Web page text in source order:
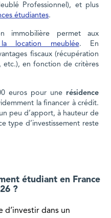
Professionnel), et plus
étudiantes.
immobilière permet aux
location meublée. En
fiscaux (récupération
etc.), en fonction de critères
euros pour une résidence
la financer à crédit.
peu d’apport, à hauteur de
type d’investissement reste
étudiant en France
?
d’investir dans un